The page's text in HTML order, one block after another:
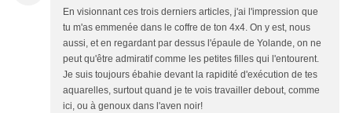
En visionnant ces trois derniers articles, j'ai l'impression que
tu m'as emmenée dans le coffre de ton 4x4. On y est, nous
aussi, et en regardant par dessus l'épaule de Yolande, on ne
peut qu'être admiratif comme les petites filles qui l'entourent.
Je suis toujours ébahie devant la rapidité d'exécution de tes
aquarelles, surtout quand je te vois travailler debout, comme
ici, ou à genoux dans l'aven noir!